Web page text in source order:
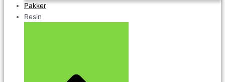
Pakker
Resin